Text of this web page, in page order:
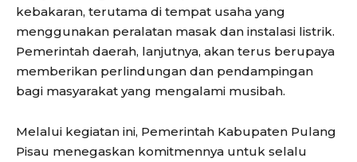
kebakaran, terutama di tempat usaha yang
menggunakan peralatan masak dan instalasi listrik.
Pemerintah daerah, lanjutnya, akan terus berupaya
memberikan perlindungan dan pendampingan
bagi masyarakat yang mengalami musibah.
Melalui kegiatan ini, Pemerintah Kabupaten Pulang
Pisau menegaskan komitmennya untuk selalu